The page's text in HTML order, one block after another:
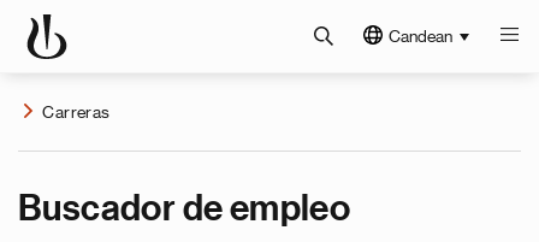
Candean
Carreras
Buscador de empleo